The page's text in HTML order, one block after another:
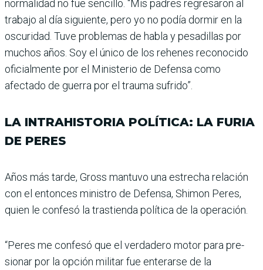
normalidad no fue sencillo. “Mis padres regresaron al
trabajo al día siguiente, pero yo no podía dormir en la
oscu­ridad. Tuve problemas de habla y pesadillas por
muchos años. Soy el único de los rehe­nes reconocido
oficialmente por el Ministerio de Defensa como
afectado de guerra por el trauma sufrido”.
LA INTRAHISTORIA POLÍTICA: LA FURIA
DE PERES
Años más tarde, Gross man­tuvo una estrecha relación
con el entonces ministro de Defensa, Shimon Peres,
quien le confesó la trastienda política de la operación.
“Peres me confesó que el verdadero motor para pre­
sionar por la opción militar fue enterarse de la